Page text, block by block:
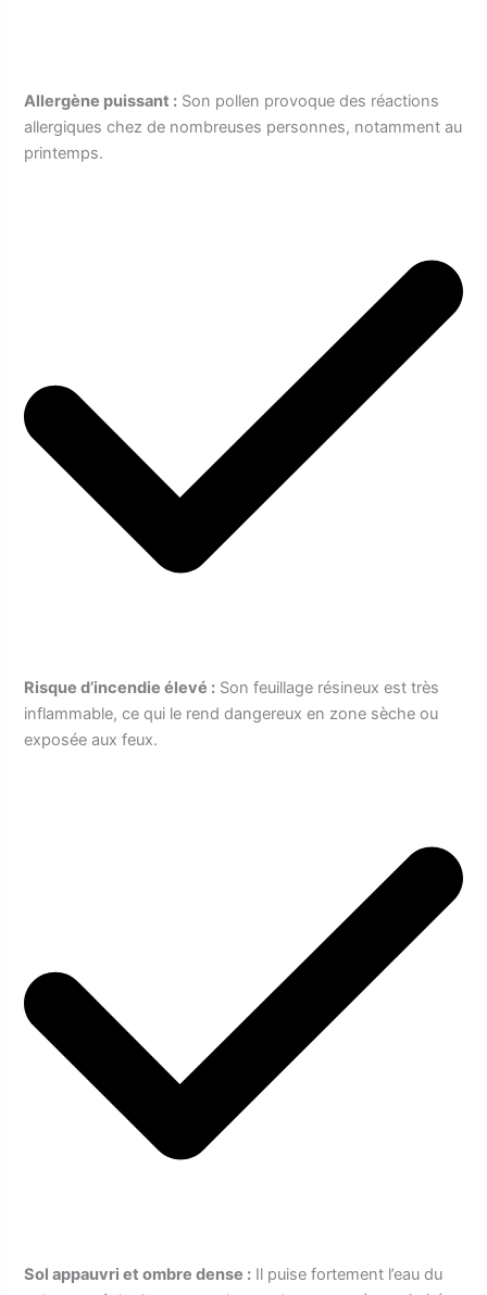
Allergène puissant : Son pollen provoque des réactions
allergiques chez de nombreuses personnes, notamment au
printemps.
Risque d’incendie élevé : Son feuillage résineux est très
inflammable, ce qui le rend dangereux en zone sèche ou
exposée aux feux.
Sol appauvri et ombre dense : Il puise fortement l’eau du